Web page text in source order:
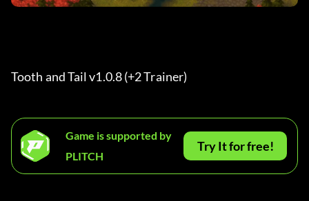
Tooth and Tail v1.0.8 (+2 Trainer)
Game is supported by
PLITCH
Try It for free!